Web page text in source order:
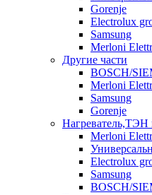
Gorenje
Electrolux
Samsung
Merloni
Другие части
BOSCH/
Merloni
Samsung
Gorenje
Нагреватель,ТЭН
Merloni
Electrolux
Samsung
BOSCH/